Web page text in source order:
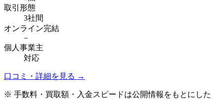
取引形態
3社間
オンライン完結
−
個人事業主
対応
口コミ・詳細を見る →
※ 手数料・買取額・入金スピードは公開情報をもとにした